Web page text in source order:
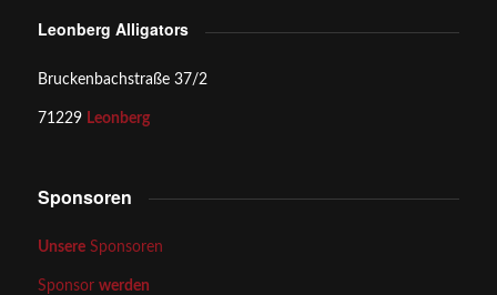
Leonberg Alligators
Bruckenbachstraße 37/2
71229 Leonberg
Sponsoren
UnsereSponsoren
Sponsor werden